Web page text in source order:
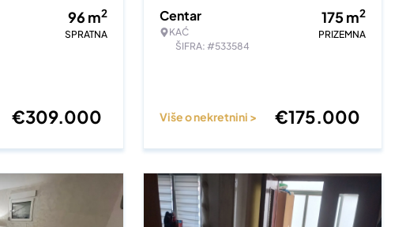
96 m2
SPRATNA
€309.000
Centar
KAĆ
ŠIFRA: #533584
175m2
PRIZEMNA
Više o nekretnini > €175.000